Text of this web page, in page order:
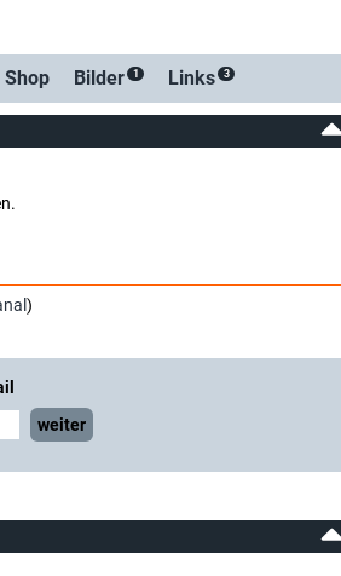
Shop Bilder 1 Links 3
)
weiter